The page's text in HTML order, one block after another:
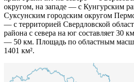
округом, на западе — с Кунгурским
Суксунским городским округом
— с территорией Свердловской
района с севера на юг составляет 30
— 50 км. Площадь по областным
1401 км².